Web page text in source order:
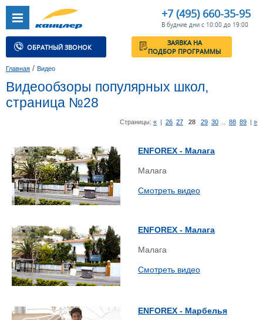
+7 (495) 660-35-95
В будние дни с 10:00 до 19:00
ОБРАТНЫЙ ЗВОНОК
ЗАЯВКА НА
ПОДБОР ПРОГРАММЫ
Главная / Видео
Видеообзоры популярных школ,
страница №28
Страницы: « | 26 27 28 29 30 88 89 | »
ENFOREX - Малага
Малага
Смотреть видео
ENFOREX - Малага
Малага
Смотреть видео
ENFOREX - Марбелья